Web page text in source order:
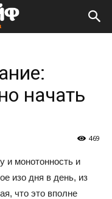
начать
469
и монотонность и
изо дня в день, из
что это вполне